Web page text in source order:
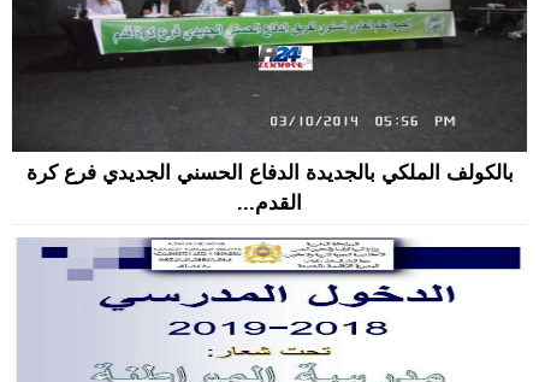
بالكولف الملكي بالجديدة الدفاع الحسني الجديدي فرع كرة
القدم...